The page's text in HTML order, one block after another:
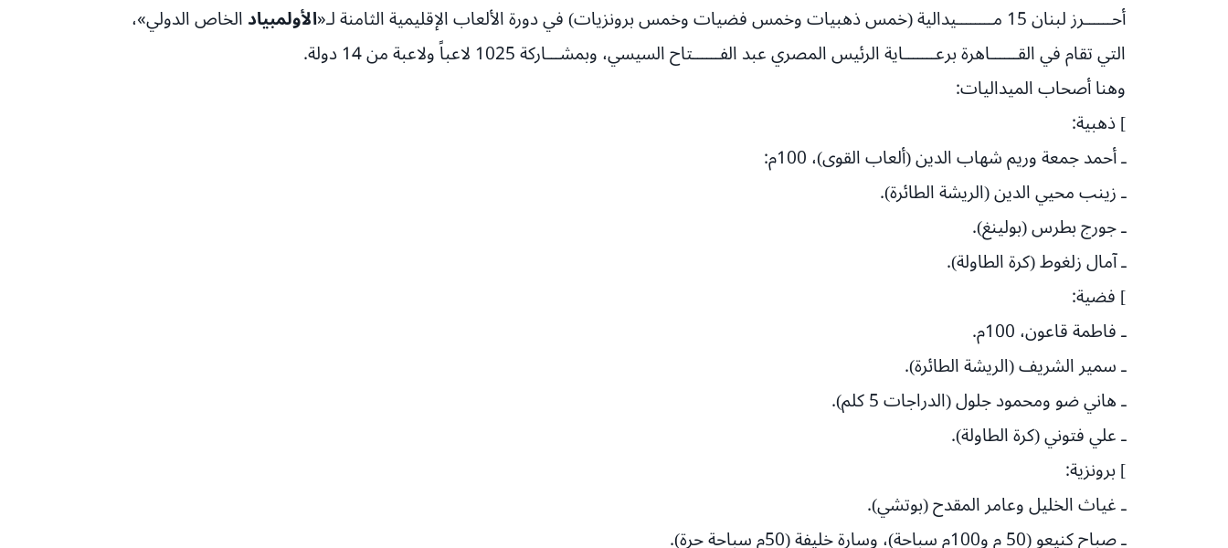
أحــــــرز لبنان 15 مــــــــيدالية (خمس ذهبيات وخمس فضيات وخمس برونزيات) في دورة الألعاب الإقليمية الثامنة لـ« الأولمبيادالخاص الدولي»،
التي تقام في القــــــاهرة برعـــــــاية الرئيس المصري عبد الفــــــتاح السيسي، وبمشـــاركة 1025 لاعباً ولاعبة من 14 دولة.
وهنا أصحاب الميداليات:
] ذهبية:
ـ أحمد جمعة وريم شهاب الدين (ألعاب القوى)، 100م:
ـ زينب محيي الدين (الريشة الطائرة).
ـ جورج بطرس (بولينغ).
ـ آمال زلغوط (كرة الطاولة).
] فضية:
ـ فاطمة قاعون، 100م.
ـ سمير الشريف (الريشة الطائرة).
ـ هاني ضو ومحمود جلول (الدراجات 5 كلم).
ـ علي فتوني (كرة الطاولة).
] برونزية:
ـ غياث الخليل وعامر المقدح (بوتشي).
ـ صباح كنيعو (50 م و100م سباحة)، وسارة خليفة (50م سباحة حرة).